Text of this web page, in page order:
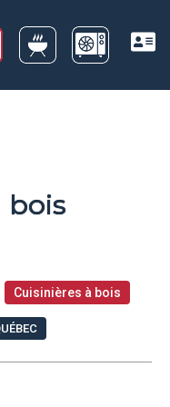
bois
Cuisinières à bois